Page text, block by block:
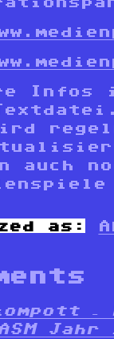
Infos
auch
as:
–
Jahr